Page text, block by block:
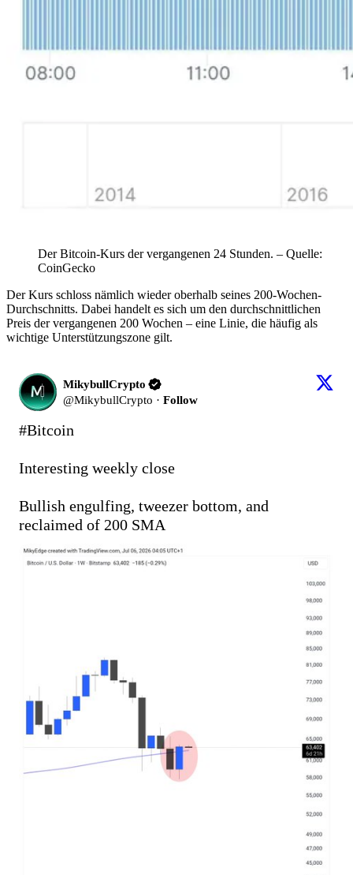
Der Bitcoin-Kurs der vergangenen 24 Stunden. – Quelle:
CoinGecko
Der Kurs schloss nämlich wieder oberhalb seines 200-Wochen-
Durchschnitts. Dabei handelt es sich um den durchschnittlichen
Preis der vergangenen 200 Wochen – eine Linie, die häufig als
wichtige Unterstützungszone gilt.
MikybullCrypto
@MikybullCrypto · Follow
#Bitcoin
Interesting weekly close
Bullish engulfing, tweezer bottom, and
reclaimed of 200 SMA